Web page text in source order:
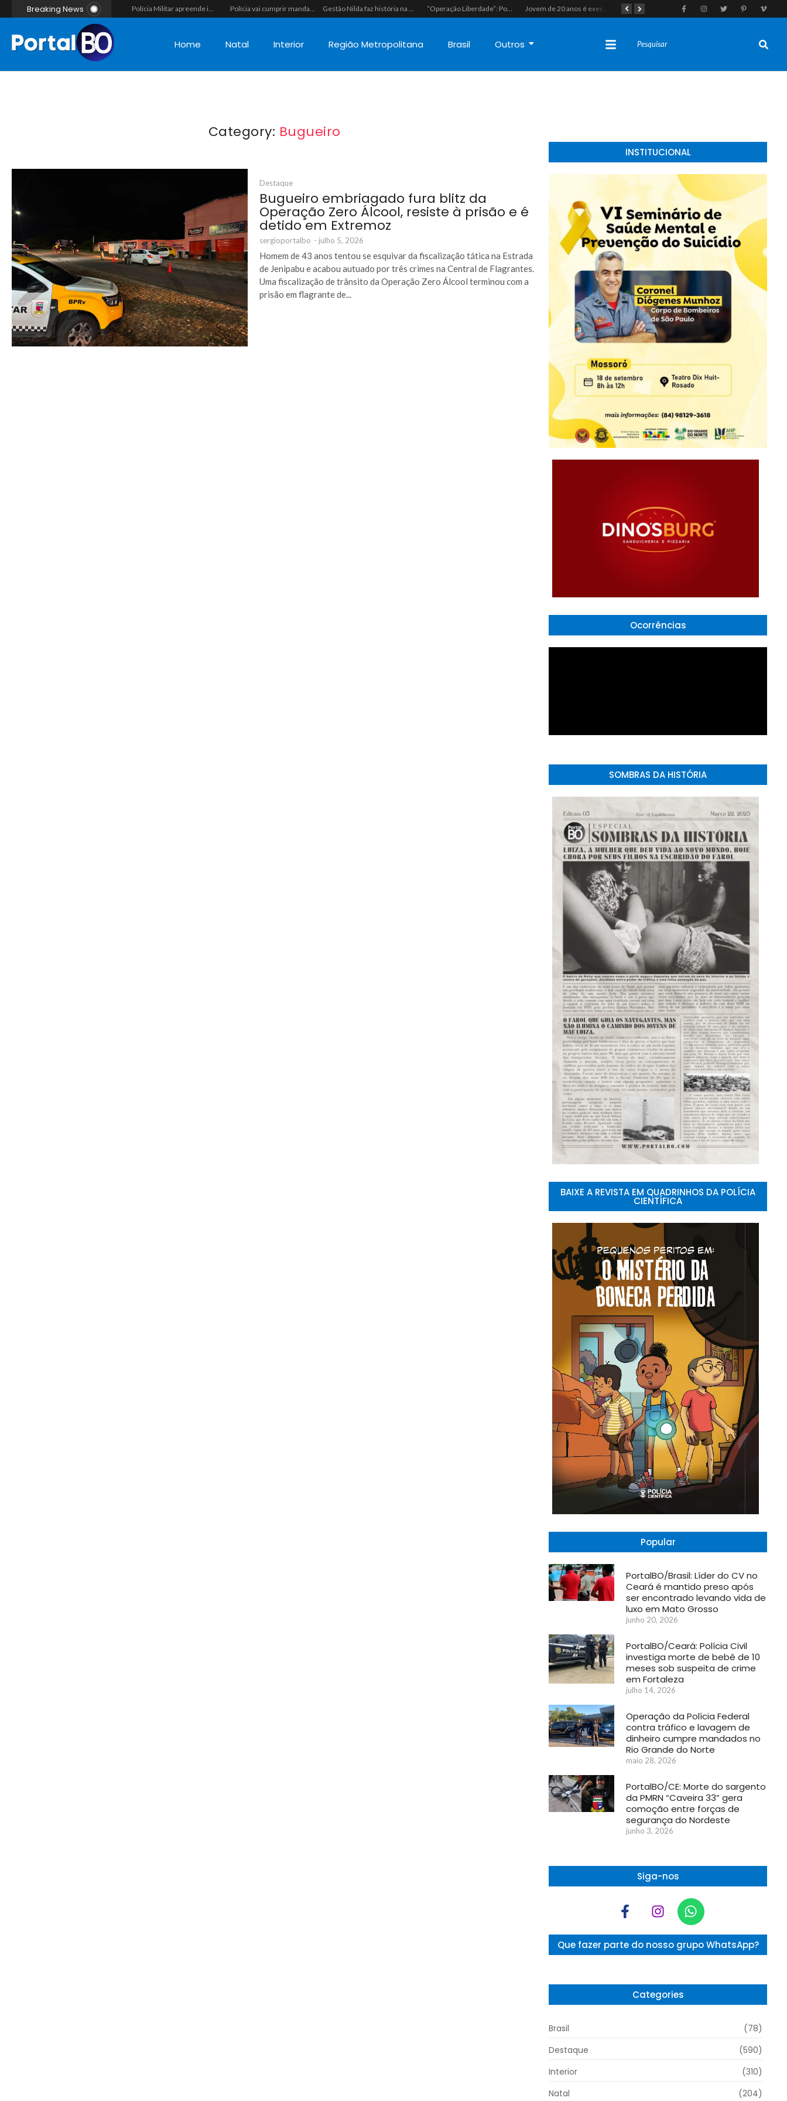
Breaking News Polícia Militar apreende indivíduo com porção de maconha durante patrulhamento em Parelhas Polícia vai cumprir mandado e acaba estourando esquema de tráfico com drogas escondidas dentro de urso de pelúcia em João Câmara Gestão Nilda faz história na segurança pública e coloca a Guarda Municipal como a primeira do RN operando fuzis “Operação Liberdade”: Polícias Civil e Militar prendem seis integrantes de grupo criminoso por tráfico de drogas em Tibau do Sul Jovem de 20 anos é executado a tiros em rede na companhia da namorada após criminosos invadirem casa fingindo ser policiais em Assú Homem com histórico de crimes sexuais é preso preventivamente por importunação sexual em supermercado de Caicó
Home Natal Interior Região Metropolitana Brasil Outros
Category: Bugueiro
Destaque
Bugueiro embriagado fura blitz da
Operação Zero Álcool, resiste à prisão e é
detido em Extremoz
sergioportalbo - julho 5, 2026
Homem de 43 anos tentou se esquivar da fiscalização tática na Estrada
de Jenipabu e acabou autuado por três crimes na Central de Flagrantes.
Uma fiscalização de trânsito da Operação Zero Álcool terminou com a
prisão em flagrante de...
INSTITUCIONAL
Ocorrências
SOMBRAS DA HISTÓRIA
BAIXE A REVISTA EM QUADRINHOS DA POLÍCIA
CIENTÍFICA
Popular
PortalBO/Brasil: Líder do CV no
Ceará é mantido preso após
ser encontrado levando vida de
luxo em Mato Grosso
junho 20, 2026
PortalBO/Ceará: Polícia Civil
investiga morte de bebê de 10
meses sob suspeita de crime
em Fortaleza
julho 14, 2026
Operação da Polícia Federal
contra tráfico e lavagem de
dinheiro cumpre mandados no
Rio Grande do Norte
maio 28, 2026
PortalBO/CE: Morte do sargento
da PMRN “Caveira 33” gera
comoção entre forças de
segurança do Nordeste
junho 3, 2026
Siga-nos
Que fazer parte do nosso grupo WhatsApp?
Categories
Brasil
(78)
Destaque
(590)
Interior
(310)
Natal
(204)